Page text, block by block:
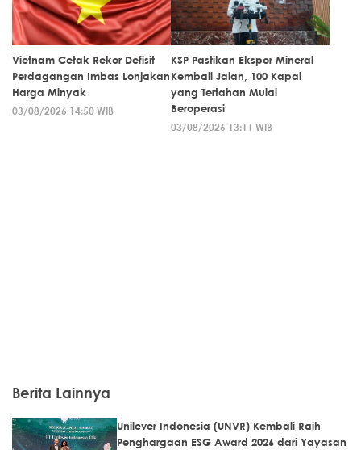
Vietnam Cetak Rekor Defisit
Perdagangan Imbas Lonjakan
Harga Minyak
03/08/2026 14:50 WIB
KSP Pastikan Ekspor Mineral
Kembali Jalan, 100 Kapal
yang Tertahan Mulai
Beroperasi
03/08/2026 13:11 WIB
Berita Lainnya
Unilever Indonesia (UNVR) Kembali Raih
Penghargaan ESG Award 2026 dari Yayasan